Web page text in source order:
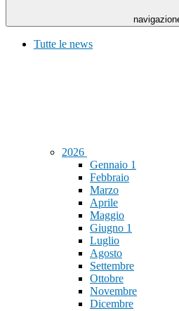
Tutte le news
2026
Gennaio 1
Febbraio
Marzo
Aprile
Maggio
Giugno 1
Luglio
Agosto
Settembre
Ottobre
Novembre
Dicembre